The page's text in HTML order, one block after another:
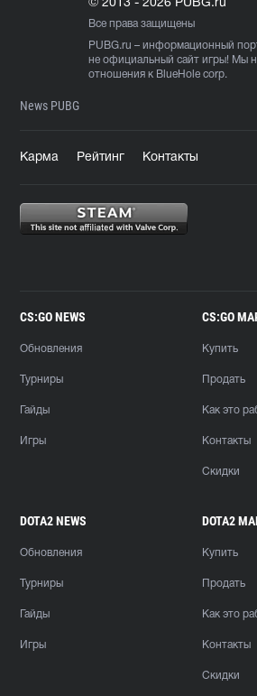
© 2013 - 2026 PUBG.ru
Все права защищены
PUBG.ru – информационный
не официальный сайт игры! Мы
отношения к BlueHole corp.
News PUBG
Карма Рейтинг Контакты
CS:GO NEWS
Обновления
Турниры
Гайды
Игры
CS:GO
Купить
Продать
Как это
Контакты
Скидки
DOTA2 NEWS
Обновления
Турниры
Гайды
Игры
DOTA2
Купить
Продать
Как это
Контакты
Скидки